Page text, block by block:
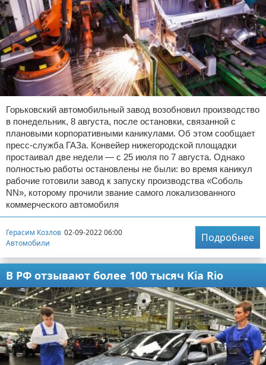
Горьковский автомобильный завод возобновил производство
в понедельник, 8 августа, после остановки, связанной с
плановыми корпоративными каникулами. Об этом сообщает
пресс-служба ГАЗа. Конвейер нижегородской площадки
простаивал две недели — с 25 июля по 7 августа. Однако
полностью работы остановлены не были: во время каникул
рабочие готовили завод к запуску производства «Соболь
NN», которому прочили звание самого локализованного
коммерческого автомобиля
Герасим Козлов 02-09-2022 06:00
Автомобили
Подробнее
В РФ отзывают более 100 тысяч Kia Rio